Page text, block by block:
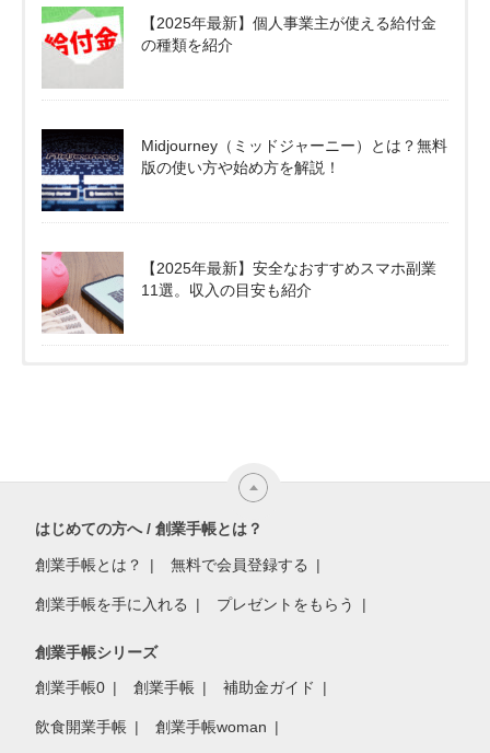
【2025年最新】個人事業主が使える給付金
の種類を紹介
Midjourney（ミッドジャーニー）とは？無料
版の使い方や始め方を解説！
【2025年最新】安全なおすすめスマホ副業
11選。収入の目安も紹介
はじめての方へ / 創業手帳とは？
創業手帳とは？ 無料で会員登録する
創業手帳を手に入れる プレゼントをもらう
創業手帳シリーズ
創業手帳0 創業手帳 補助金ガイド
飲食開業手帳 創業手帳woman